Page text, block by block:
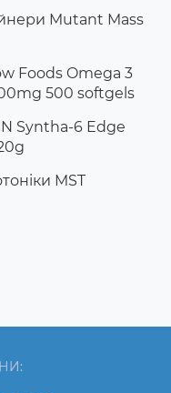
Mutant Mass
Foods Omega 3
500 softgels
Syntha-6 Edge
MST